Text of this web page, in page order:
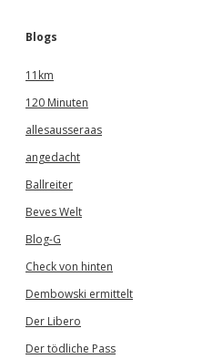
Blogs
11km
120 Minuten
allesausseraas
angedacht
Ballreiter
Beves Welt
Blog-G
Check von hinten
Dembowski ermittelt
Der Libero
Der tödliche Pass